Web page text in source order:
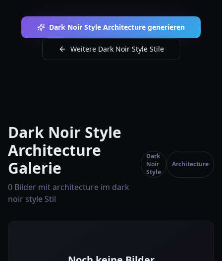
Dark Noir Style Architecture generieren
Weitere Dark Noir Style Stile
Dark Noir Style
Architecture
Galerie
0 Bilder mit architecture im dark
noir style Stil
Dark
Noir
Style
Architecture